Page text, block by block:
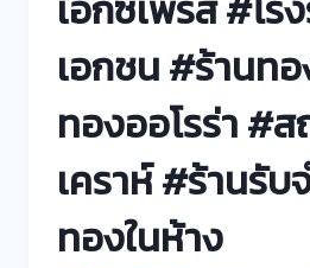
เอกชน #ร้านท
ทองออโรร่า #
เคราห์ #ร้านรับ
ทองในห้าง